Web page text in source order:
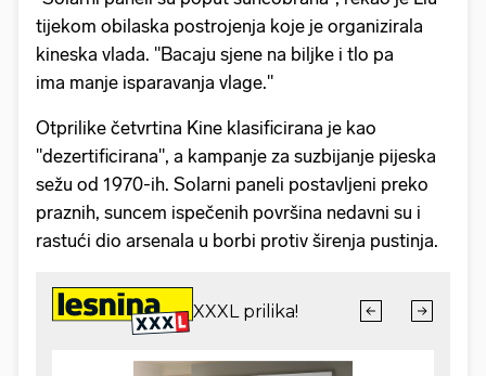
tijekom obilaska postrojenja koje je organizirala
kineska vlada. "Bacaju sjene na biljke i tlo pa
ima manje isparavanja vlage."
Otprilike četvrtina Kine klasificirana je kao
"dezertificirana", a kampanje za suzbijanje pijeska
sežu od 1970-ih. Solarni paneli postavljeni preko
praznih, suncem ispečenih površina nedavni su i
rastući dio arsenala u borbi protiv širenja pustinja.